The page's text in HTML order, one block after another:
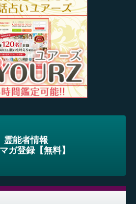
霊能者情報
ガ登録【無料】